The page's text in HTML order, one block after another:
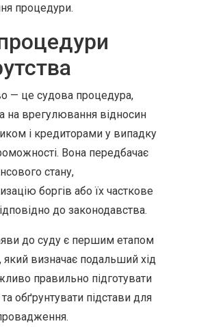
процедури.
— це судова процедура,
на врегулювання відносин
і кредиторами у випадку
Вона передбачає
стану,
боргів або їх часткове
до законодавства.
до суду є першим етапом
який визначає подальший хід
правильно підготувати
обґрунтувати підстави для